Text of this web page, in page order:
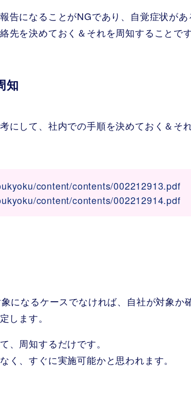
告になることがNGであり、自覚症状があ
を決めておく＆それを周知することです
知
にして、社内での手順を決めておく＆そ
content/contents/002212913.pdf
content/contents/002212914.pdf
になるケースでなければ、自社が対象か
します。
、周知するだけです。
く、すぐに実施可能かと思われます。